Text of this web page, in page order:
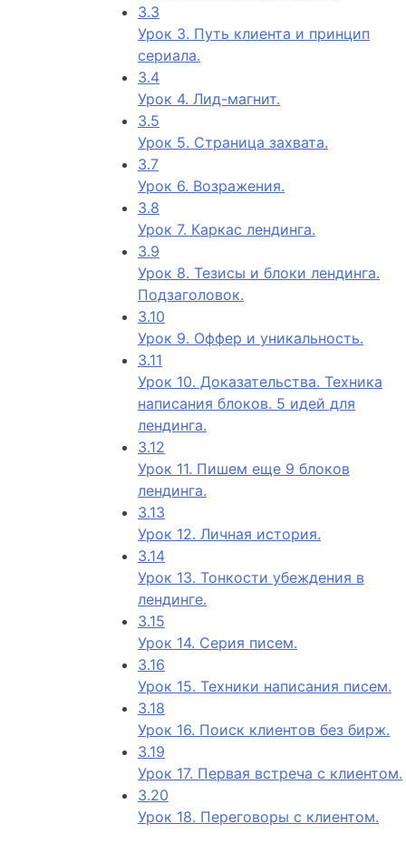
3.3
Урок 3. Путь клиента и принцип
сериала.
3.4
Урок 4. Лид-магнит.
3.5
Урок 5. Страница захвата.
3.7
Урок 6. Возражения.
3.8
Урок 7. Каркас лендинга.
3.9
Урок 8. Тезисы и блоки лендинга.
Подзаголовок.
3.10
Урок 9. Оффер и уникальность.
3.11
Урок 10. Доказательства. Техника
написания блоков. 5 идей для
лендинга.
3.12
Урок 11. Пишем еще 9 блоков
лендинга.
3.13
Урок 12. Личная история.
3.14
Урок 13. Тонкости убеждения в
лендинге.
3.15
Урок 14. Серия писем.
3.16
Урок 15. Техники написания писем.
3.18
Урок 16. Поиск клиентов без бирж.
3.19
Урок 17. Первая встреча с клиентом.
3.20
Урок 18. Переговоры с клиентом.